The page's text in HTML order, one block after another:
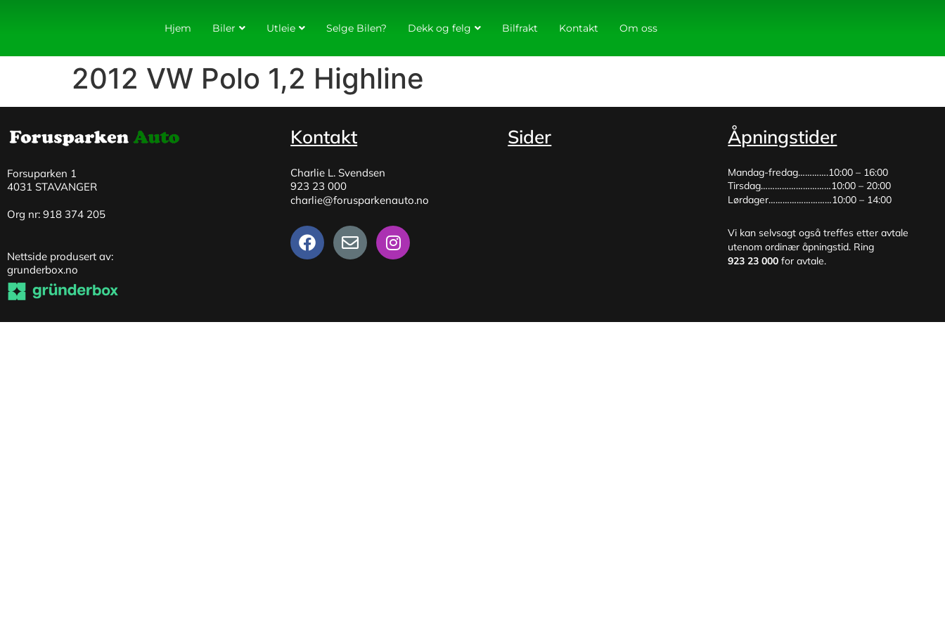
Hjem Biler Utleie Selge Bilen? Dekk og felg Bilfrakt Kontakt Om oss
2012 VW Polo 1,2 Highline
Forsuparken 1
4031 STAVANGER
Org nr: 918 374 205
Nettside produsert av:
grunderbox.no
Kontakt
Charlie L. Svendsen
923 23 000
charlie@forusparkenauto.no
Sider Åpningstider
Mandag-fredag………….10:00 – 16:00
Tirsdag…………………………10:00 – 20:00
Lørdager………………………10:00 – 14:00
Vi kan selvsagt også treffes etter avtale
utenom ordinær åpningstid. Ring
923 23 000 for avtale.